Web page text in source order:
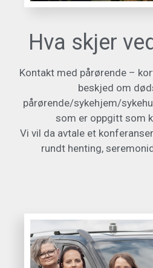
Hva skjer
Kontakt med pårørende –
beskjed om
pårørende/sykehjem/
som er oppgitt som
Vi vil da avtale et
rundt henting,